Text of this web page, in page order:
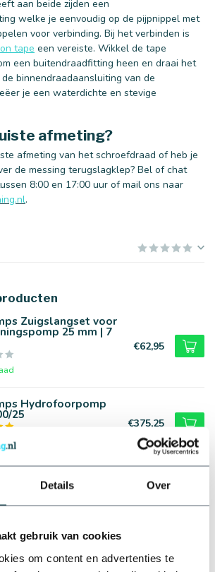
Details Over
gebruik van cookies
om content en advertenties te
aan beide zijden een
welke je eenvoudig op de pijpnippel met
voor verbinding. Bij het verbinden is
tape een vereiste. Wikkel de tape
een buitendraadfitting heen en draai het
binnendraadaansluiting van de
je een waterdichte en stevige
afmeting?
afmeting van het schroefdraad of heb je
de messing terugslagklep? Bel of chat
8:00 en 17:00 uur of mail ons naar
.
Zuigslangset voor
25 mm | 7
€62,95
Hydrofoorpomp
25
€375,25
| Complete
AquaJet